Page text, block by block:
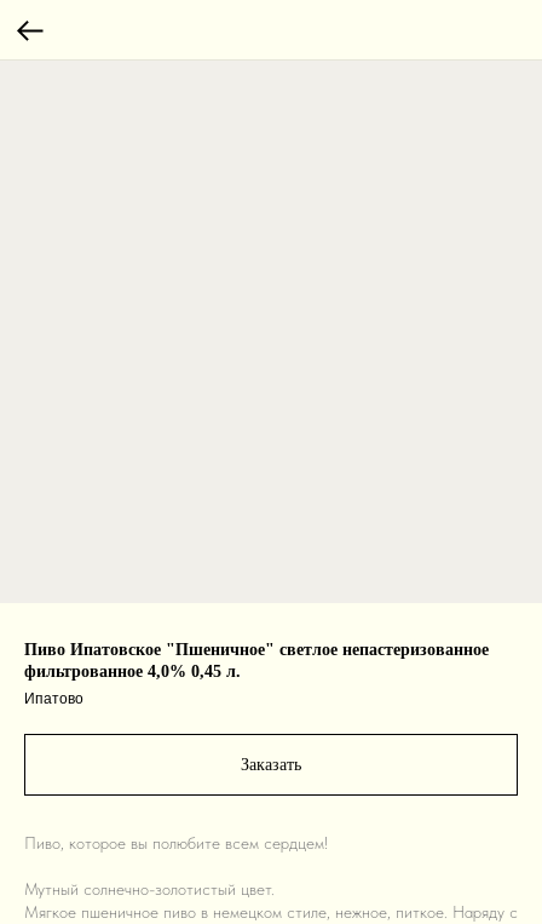
Пиво Ипатовское "Пшеничное" светлое непастеризованное
фильтрованное 4,0% 0,45 л.
Ипатово
Заказать
Пиво, которое вы полюбите всем сердцем!
Мутный солнечно-золотистый цвет.
Мягкое пшеничное пиво в немецком стиле, нежное, питкое. Наряду с